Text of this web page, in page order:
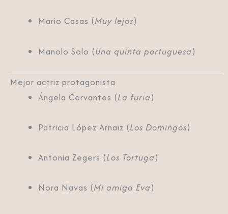
Mario Casas (Muy lejos)
Manolo Solo (Una quinta portuguesa)
Mejor actriz protagonista
Ángela Cervantes (La furia)
Patricia López Arnaiz (Los Domingos)
Antonia Zegers (Los Tortuga)
Nora Navas (Mi amiga Eva)